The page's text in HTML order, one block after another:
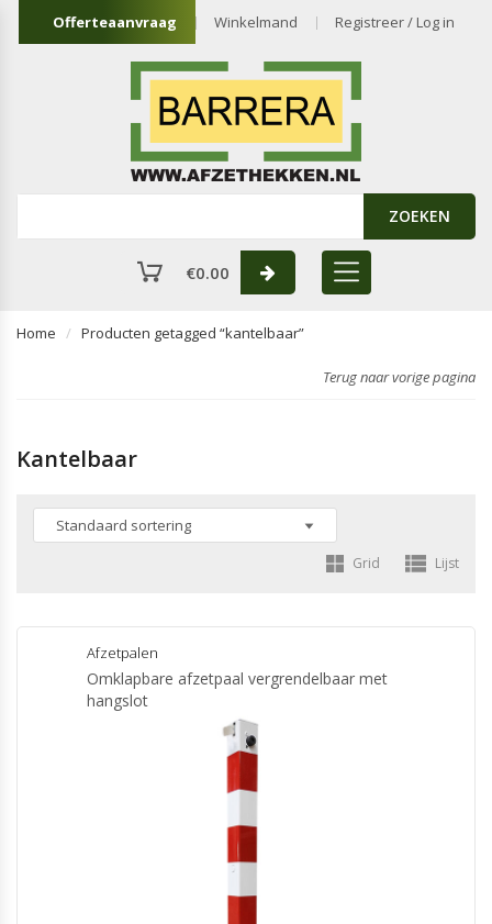
Offerteaanvraag Winkelmand Registreer / Log in
ZOEKEN
€0.00
Home Producten getagged “kantelbaar”
Terug naar vorige pagina
Kantelbaar
Grid Lijst
Afzetpalen
Omklapbare afzetpaal vergrendelbaar met
hangslot